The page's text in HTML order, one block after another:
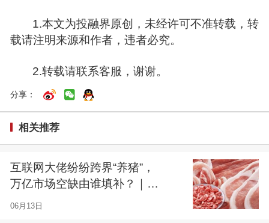
1.本文为投融界原创，未经许可不准转载，转
载请注明来源和作者，违者必究。
2.转载请联系客服，谢谢。
分享：
相关推荐
互联网大佬纷纷跨界“养猪”，
万亿市场空缺由谁填补？｜投
融界研究院015期
06月13日